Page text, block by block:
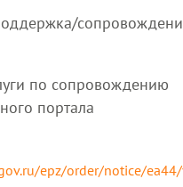
по сопровождению
портала
epz/order/notice/